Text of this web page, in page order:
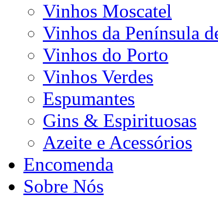
Vinhos Moscatel
Vinhos da Península
Vinhos do Porto
Vinhos Verdes
Espumantes
Gins & Espirituosas
Azeite e Acessórios
Encomenda
Sobre Nós